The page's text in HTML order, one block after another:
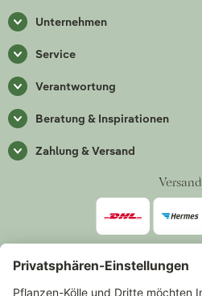
Unternehmen
Service
Verantwortung
Beratung & Inspirationen
Zahlung & Versand
Versand
Zahlarten